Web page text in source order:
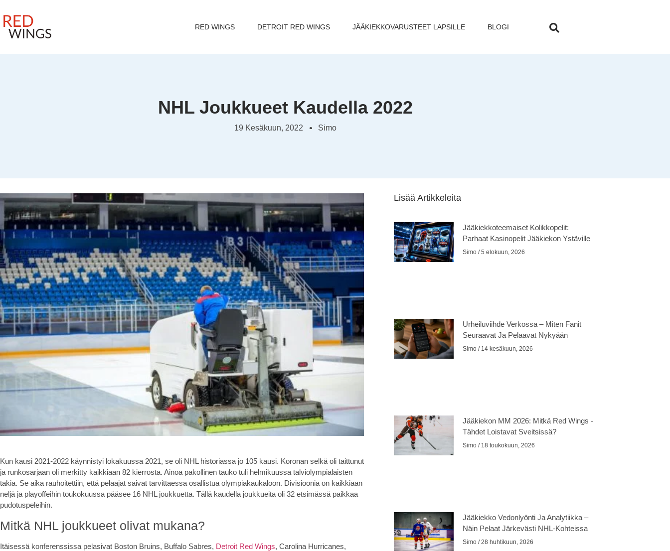
RED WINGS DETROIT RED WINGS JÄÄKIEKKOVARUSTEET LAPSILLE BLOGI
NHL Joukkueet Kaudella 2022
19 Kesäkuun, 2022 Simo
Kun kausi 2021-2022 käynnistyi lokakuussa 2021, se oli NHL historiassa jo 105 kausi. Koronan selkä oli taittunut
ja runkosarjaan oli merkitty kaikkiaan 82 kierrosta. Ainoa pakollinen tauko tuli helmikuussa talviolympialaisten
takia. Se aika rauhoitettiin, että pelaajat saivat tarvittaessa osallistua olympiakaukaloon. Divisioonia on kaikkiaan
neljä ja playoffeihin toukokuussa pääsee 16 NHL joukkuetta. Tällä kaudella joukkueita oli 32 etsimässä paikkaa
pudotuspeleihin.
Mitkä NHL joukkueet olivat mukana?
Itäisessä konferenssissa pelasivat Boston Bruins, Buffalo Sabres, Detroit Red Wings, Carolina Hurricanes,
Lisää Artikkeleita
Jääkiekkoteemaiset Kolikkopelit:
Parhaat Kasinopelit Jääkiekon Ystäville
Simo 5 elokuun, 2026
Urheiluviihde Verkossa – Miten Fanit
Seuraavat Ja Pelaavat Nykyään
Simo 14 kesäkuun, 2026
Jääkiekon MM 2026: Mitkä Red Wings -
Tähdet Loistavat Sveitsissä?
Simo 18 toukokuun, 2026
Jääkiekko Vedonlyönti Ja Analytiikka –
Näin Pelaat Järkevästi NHL-Kohteissa
Simo 28 huhtikuun, 2026